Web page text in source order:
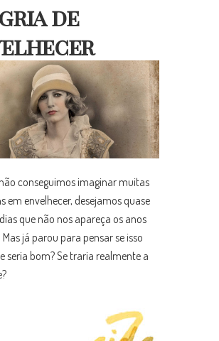
de
conseguimos imaginar muitas
em envelhecer, desejamos quase
que não nos apareça os anos
já parou para pensar se isso
seria bom? Se traria realmente a